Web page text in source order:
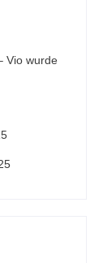
Vio wurde